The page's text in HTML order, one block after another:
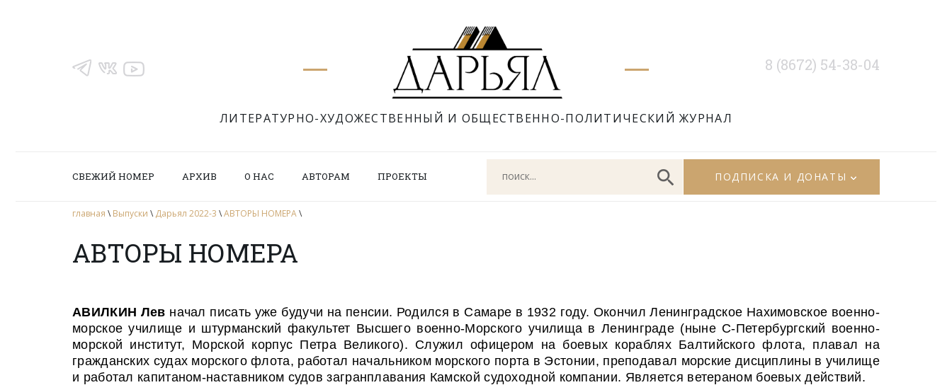
ЛИТЕРАТУРНО-ХУДОЖЕСТВЕННЫЙ И ОБЩЕСТВЕННО-ПОЛИТИЧЕСКИЙ ЖУРНАЛ
8 (8672) 54-38-04
СВЕЖИЙ НОМЕР АРХИВ О НАС АВТОРАМ ПРОЕКТЫ ПОДПИСКА И ДОНАТЫ
главная \ Выпуски \ Дарьял 2022-3 \АВТОРЫ НОМЕРА\
АВТОРЫ НОМЕРА
АВИЛКИН Лев начал писать уже будучи на пенсии. Родился в Самаре в 1932 году. Окончил Ленинградское Нахимовское военно-
морское училище и штурманский факультет Высшего военно-Морского училища в Ленинграде (ныне С-Петербургский военно-
морской институт, Морской корпус Петра Великого). Служил офицером на боевых кораблях Балтийского флота, плавал на
гражданских судах морского флота, работал начальником морского порта в Эстонии, преподавал морские дисциплины в училище
и работал капитаном-наставником судов загранплавания Камской судоходной компании. Является ветераном боевых действий.